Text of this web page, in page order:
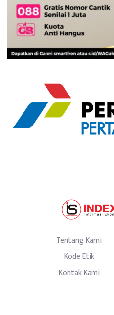
Tentang Kami
Kode Etik
Kontak Kami